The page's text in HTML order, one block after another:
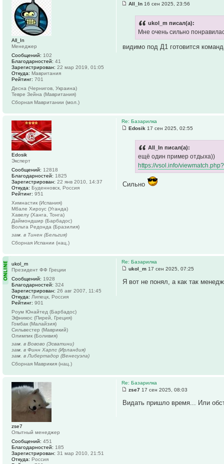
All_In 16 сен 2025, 23:56
ukol_m писал(а):
Мне очень сильно
видимо под Д1 готовится
All_In
Менеджер
Сообщений: 102
Благодарностей: 41
Зарегистрирован: 22 мар 2019, 01:05
Откуда: Мавритания
Рейтинг: 701
Десна (Чернигов, Украина)
Тевре Зейна (Мавритания)
Сборная Мавритании (мол.)
Re: Базарилка
Edosik 17 сен 2025, 02:55
All_In писал(а):
ещё один пример отдыха))
https://vsol.info/
Сильно
Edosik
Эксперт
Сообщений: 12818
Благодарностей: 1825
Зарегистрирован: 22 янв 2010, 14:37
Откуда: Буденновск, Россия
Рейтинг: 951
Химнастик (Испания)
Мбале Хироус (Уганда)
Хавелу (Ханга, Тонга)
Даймондшир (Барбадос)
Вольта Редонда (Бразилия)
зам. в Тинен (Бельгия)
Сборная Испании (нац.)
Re: Базарилка
ukol_m 17 сен 2025, 07:25
Я вот не понял, а как так
ukol_m
Президент ФФ Греции
Сообщений: 1928
Благодарностей: 324
Зарегистрирован: 26 авг 2007, 11:45
Откуда: Липецк, Россия
Рейтинг: 901
Роум Юнайтед (Барбадос)
Эфникос (Пирей, Греция)
Гомбак (Малайзия)
Сильвестер (Маврикий)
Олимпик (Боливия)
зам. в Вовово (Эсватини)
зам. в Финн Харпс (Ирландия)
зам. в Либертадор (Венесуэла)
Сборная Маврикия (нац.)
Re: Базарилка
zse7 17 сен 2025, 08:03
Видать пришло время... Или
zse7
Опытный менеджер
Сообщений: 451
Благодарностей: 185
Зарегистрирован: 31 мар 2010, 21:51
Откуда: Россия